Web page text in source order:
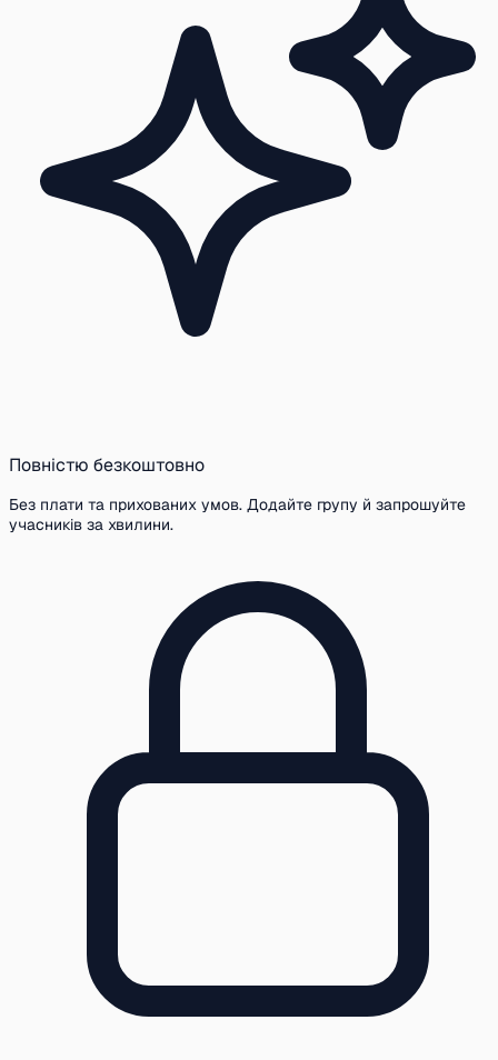
Повністю безкоштовно
Без плати та прихованих умов. Додайте групу й запрошуйте
учасників за хвилини.